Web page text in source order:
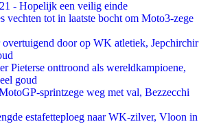
- Hopelijk een veilig einde
vechten tot in laatste bocht om Moto3-zege
overtuigend door op WK atletiek, Jepchirchir
Pieterse onttroond als wereldkampioene,
goud
sprintzege weg met val, Bezzecchi
estafetteploeg naar WK-zilver, Vloon in